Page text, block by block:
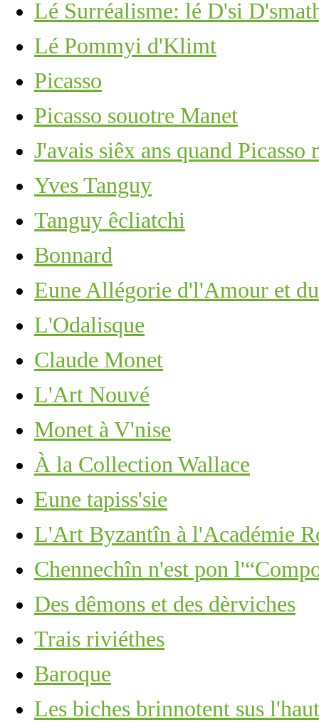
Lé Surréalisme: lé D'si
Lé Pommyi d'Klimt
Picasso
Picasso souotre Manet
J'avais siêx ans quand Picasso
Yves Tanguy
Tanguy êcliatchi
Bonnard
Eune Allégorie d'l'Amour et
L'Odalisque
Claude Monet
L'Art Nouvé
Monet à V'nise
À la Collection Wallace
Eune tapiss'sie
L'Art Byzantîn à l'Académie
Chennechîn n'est pon
Des dêmons et des dèrviches
Trais riviéthes
Baroque
Les biches brinnotent sus